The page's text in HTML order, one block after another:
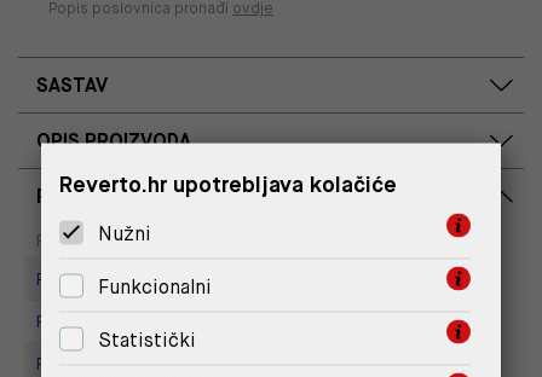
Popis poslovnica pronađi ovdje
SASTAV
OPIS PROIZVODA
RASPOLOŽIVOST PO POSLOVNICAMA
Poslovnica
Na upit
Replay Store, Joker Centar
Replay store, Arena centar
Replay Store, City Center One
Reverto.hr upotrebljava kolačiće
Nužni
Funkcionalni
Statistički